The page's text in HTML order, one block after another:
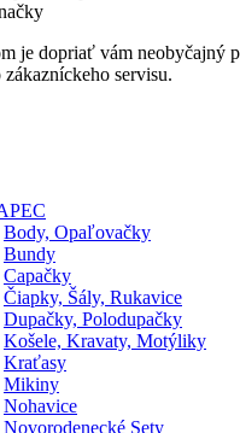
je dopriať vám neobyčajný
servisu.
Body, Opaľovačky
Bundy
Capačky
Čiapky, Šály, Rukavice
Dupačky, Polodupačky
Košele, Kravaty, Motýliky
Kraťasy
Mikiny
Nohavice
Novorodenecké Sety